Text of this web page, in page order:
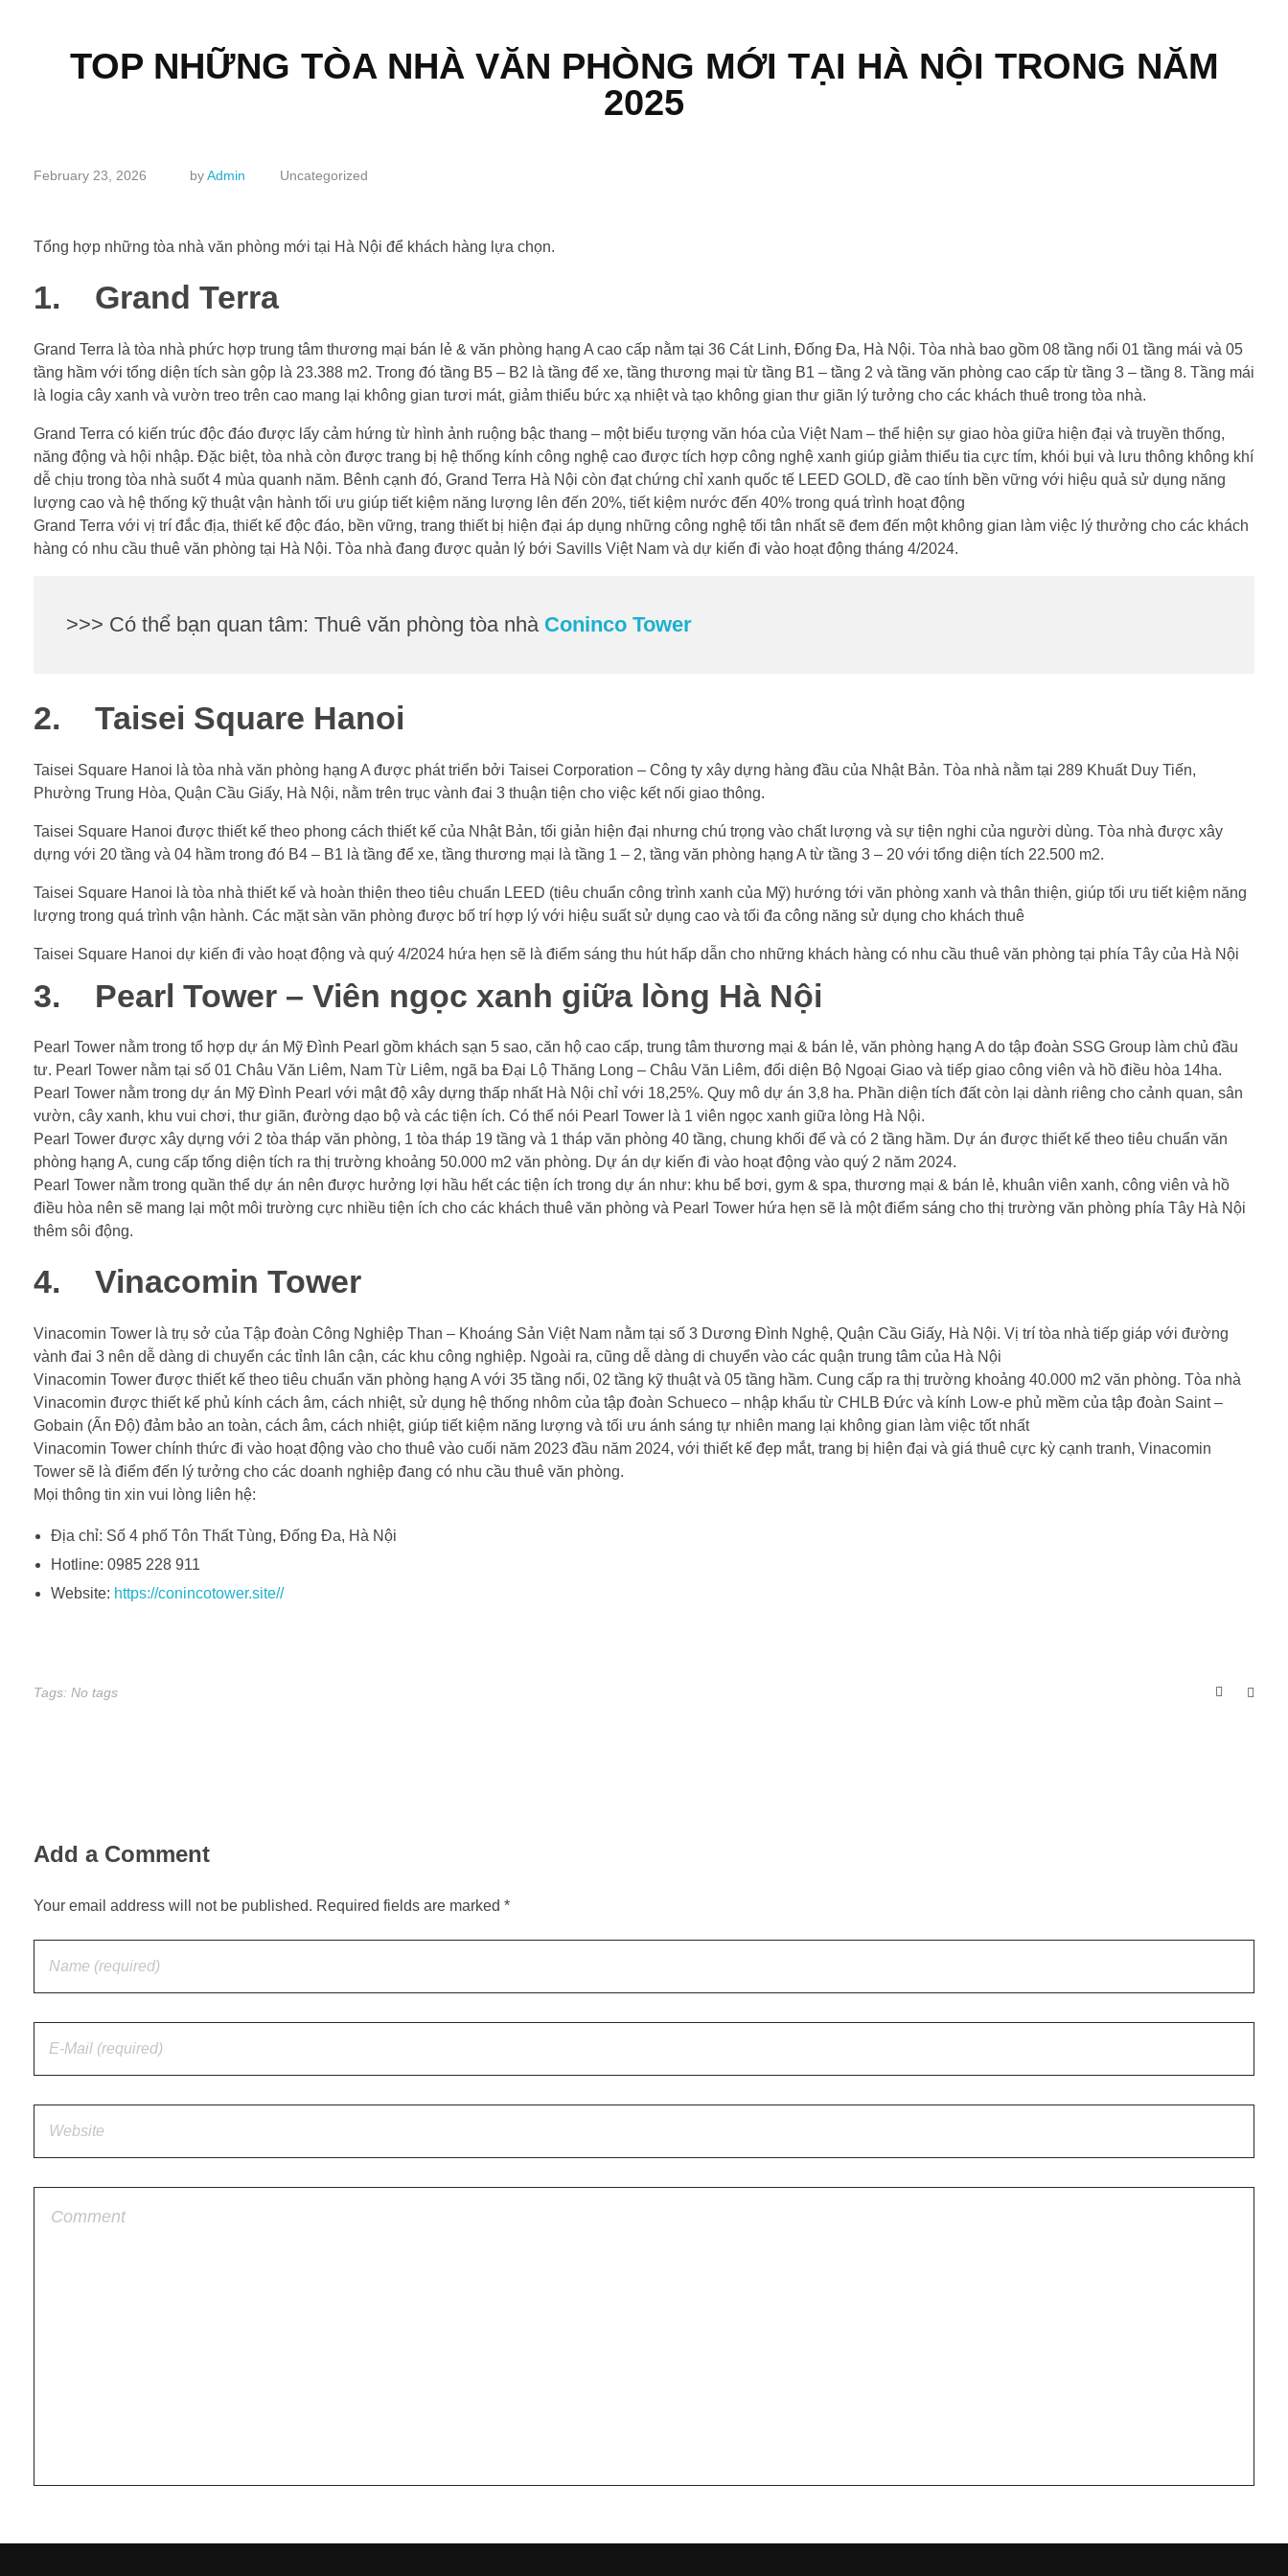
TOP NHỮNG TÒA NHÀ VĂN PHÒNG MỚI TẠI HÀ NỘI TRONG NĂM
2025
February 23, 2026 byAdmin Uncategorized
Tổng hợp những tòa nhà văn phòng mới tại Hà Nội để khách hàng lựa chọn.
1. Grand Terra
Grand Terra là tòa nhà phức hợp trung tâm thương mại bán lẻ & văn phòng hạng A cao cấp nằm tại 36 Cát Linh, Đống Đa, Hà Nội. Tòa nhà bao gồm 08 tầng nổi 01 tầng mái và 05
tầng hầm với tổng diện tích sàn gộp là 23.388 m2. Trong đó tầng B5 – B2 là tầng để xe, tầng thương mại từ tầng B1 – tầng 2 và tầng văn phòng cao cấp từ tầng 3 – tầng 8. Tầng mái
là logia cây xanh và vườn treo trên cao mang lại không gian tươi mát, giảm thiểu bức xạ nhiệt và tạo không gian thư giãn lý tưởng cho các khách thuê trong tòa nhà.
Grand Terra có kiến trúc độc đáo được lấy cảm hứng từ hình ảnh ruộng bậc thang – một biểu tượng văn hóa của Việt Nam – thể hiện sự giao hòa giữa hiện đại và truyền thống,
năng động và hội nhập. Đặc biệt, tòa nhà còn được trang bị hệ thống kính công nghệ cao được tích hợp công nghệ xanh giúp giảm thiểu tia cực tím, khói bụi và lưu thông không khí
dễ chịu trong tòa nhà suốt 4 mùa quanh năm. Bênh cạnh đó, Grand Terra Hà Nội còn đạt chứng chỉ xanh quốc tế LEED GOLD, đề cao tính bền vững với hiệu quả sử dụng năng
lượng cao và hệ thống kỹ thuật vận hành tối ưu giúp tiết kiệm năng lượng lên đến 20%, tiết kiệm nước đến 40% trong quá trình hoạt động
Grand Terra với vị trí đắc địa, thiết kế độc đáo, bền vững, trang thiết bị hiện đại áp dụng những công nghệ tối tân nhất sẽ đem đến một không gian làm việc lý thưởng cho các khách
hàng có nhu cầu thuê văn phòng tại Hà Nội. Tòa nhà đang được quản lý bới Savills Việt Nam và dự kiến đi vào hoạt động tháng 4/2024.
>>> Có thể bạn quan tâm: Thuê văn phòng tòa nhà Coninco Tower
2. Taisei Square Hanoi
Taisei Square Hanoi là tòa nhà văn phòng hạng A được phát triển bởi Taisei Corporation – Công ty xây dựng hàng đầu của Nhật Bản. Tòa nhà nằm tại 289 Khuất Duy Tiến,
Phường Trung Hòa, Quận Cầu Giấy, Hà Nội, nằm trên trục vành đai 3 thuận tiện cho việc kết nối giao thông.
Taisei Square Hanoi được thiết kế theo phong cách thiết kế của Nhật Bản, tối giản hiện đại nhưng chú trọng vào chất lượng và sự tiện nghi của người dùng. Tòa nhà được xây
dựng với 20 tầng và 04 hầm trong đó B4 – B1 là tầng để xe, tầng thương mại là tầng 1 – 2, tầng văn phòng hạng A từ tầng 3 – 20 với tổng diện tích 22.500 m2.
Taisei Square Hanoi là tòa nhà thiết kế và hoàn thiện theo tiêu chuẩn LEED (tiêu chuẩn công trình xanh của Mỹ) hướng tới văn phòng xanh và thân thiện, giúp tối ưu tiết kiệm năng
lượng trong quá trình vận hành. Các mặt sàn văn phòng được bố trí hợp lý với hiệu suất sử dụng cao và tối đa công năng sử dụng cho khách thuê
Taisei Square Hanoi dự kiến đi vào hoạt động và quý 4/2024 hứa hẹn sẽ là điểm sáng thu hút hấp dẫn cho những khách hàng có nhu cầu thuê văn phòng tại phía Tây của Hà Nội
3. Pearl Tower – Viên ngọc xanh giữa lòng Hà Nội
Pearl Tower nằm trong tổ hợp dự án Mỹ Đình Pearl gồm khách sạn 5 sao, căn hộ cao cấp, trung tâm thương mại & bán lẻ, văn phòng hạng A do tập đoàn SSG Group làm chủ đầu
tư. Pearl Tower nằm tại số 01 Châu Văn Liêm, Nam Từ Liêm, ngã ba Đại Lộ Thăng Long – Châu Văn Liêm, đối diện Bộ Ngoại Giao và tiếp giao công viên và hồ điều hòa 14ha.
Pearl Tower nằm trong dự án Mỹ Đình Pearl với mật độ xây dựng thấp nhất Hà Nội chỉ với 18,25%. Quy mô dự án 3,8 ha. Phần diện tích đất còn lại dành riêng cho cảnh quan, sân
vườn, cây xanh, khu vui chơi, thư giãn, đường dạo bộ và các tiện ích. Có thể nói Pearl Tower là 1 viên ngọc xanh giữa lòng Hà Nội.
Pearl Tower được xây dựng với 2 tòa tháp văn phòng, 1 tòa tháp 19 tầng và 1 tháp văn phòng 40 tầng, chung khối đế và có 2 tầng hầm. Dự án được thiết kế theo tiêu chuẩn văn
phòng hạng A, cung cấp tổng diện tích ra thị trường khoảng 50.000 m2 văn phòng. Dự án dự kiến đi vào hoạt động vào quý 2 năm 2024.
Pearl Tower nằm trong quần thể dự án nên được hưởng lợi hầu hết các tiện ích trong dự án như: khu bể bơi, gym & spa, thương mại & bán lẻ, khuân viên xanh, công viên và hồ
điều hòa nên sẽ mang lại một môi trường cực nhiều tiện ích cho các khách thuê văn phòng và Pearl Tower hứa hẹn sẽ là một điểm sáng cho thị trường văn phòng phía Tây Hà Nội
thêm sôi động.
4. Vinacomin Tower
Vinacomin Tower là trụ sở của Tập đoàn Công Nghiệp Than – Khoáng Sản Việt Nam nằm tại số 3 Dương Đình Nghệ, Quận Cầu Giấy, Hà Nội. Vị trí tòa nhà tiếp giáp với đường
vành đai 3 nên dễ dàng di chuyển các tỉnh lân cận, các khu công nghiệp. Ngoài ra, cũng dễ dàng di chuyển vào các quận trung tâm của Hà Nội
Vinacomin Tower được thiết kế theo tiêu chuẩn văn phòng hạng A với 35 tầng nổi, 02 tầng kỹ thuật và 05 tầng hầm. Cung cấp ra thị trường khoảng 40.000 m2 văn phòng. Tòa nhà
Vinacomin được thiết kế phủ kính cách âm, cách nhiệt, sử dụng hệ thống nhôm của tập đoàn Schueco – nhập khẩu từ CHLB Đức và kính Low-e phủ mềm của tập đoàn Saint –
Gobain (Ấn Độ) đảm bảo an toàn, cách âm, cách nhiệt, giúp tiết kiệm năng lượng và tối ưu ánh sáng tự nhiên mang lại không gian làm việc tốt nhất
Vinacomin Tower chính thức đi vào hoạt động vào cho thuê vào cuối năm 2023 đầu năm 2024, với thiết kế đẹp mắt, trang bị hiện đại và giá thuê cực kỳ cạnh tranh, Vinacomin
Tower sẽ là điểm đến lý tưởng cho các doanh nghiệp đang có nhu cầu thuê văn phòng.
Mọi thông tin xin vui lòng liên hệ:
Địa chỉ: Số 4 phố Tôn Thất Tùng, Đống Đa, Hà Nội
Hotline: 0985 228 911
Website: https://conincotower.site//
Tags: No tags
Add a Comment
Your email address will not be published. Required fields are marked *